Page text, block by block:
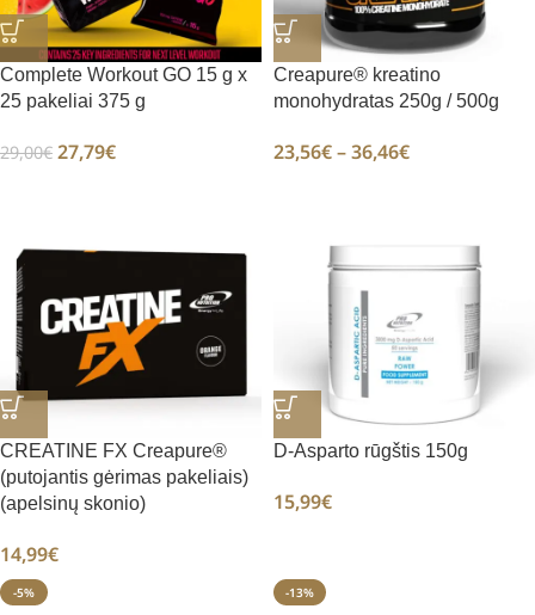
Complete Workout GO 15 g x
25 pakeliai 375 g
29,00€ 27,79€
Creapure® kreatino
monohydratas 250g / 500g
23,56€–36,46€
CREATINE FX Creapure®
(putojantis gėrimas pakeliais)
(apelsinų skonio)
14,99€
D-Asparto rūgštis 150g
15,99€
-5% -13%